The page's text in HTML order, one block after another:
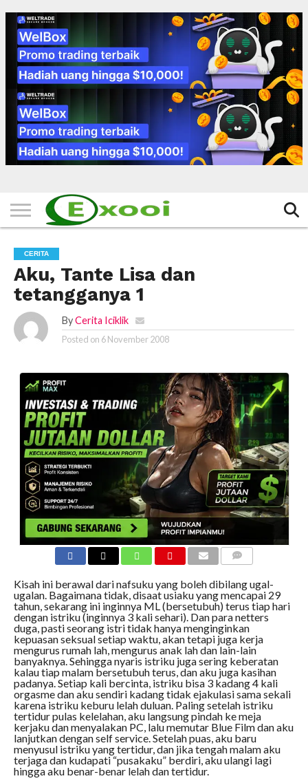
HOME
FILTER
BERITA
BIODATA
CERITA
CERPEN
EKSKLUSIF
FOTO
VIDEO
TIPS
MORE
CERITA
Aku, Tante Lisa dan
tetangganya 1
By Cerita Iciklik
Posted on 6 November 2008
Kisah ini berawal dari nafsuku yang boleh dibilang ugal-
ugalan. Bagaimana tidak, disaat usiaku yang mencapai 29
tahun, sekarang ini inginnya ML (bersetubuh) terus tiap hari
dengan istriku (inginnya 3 kali sehari). Dan para netters
duga, pasti seorang istri tidak hanya menginginkan
kepuasan seksual setiap waktu, akan tetapi juga kerja
mengurus rumah lah, mengurus anak lah dan lain-lain
banyaknya. Sehingga nyaris istriku juga sering keberatan
kalau tiap malam bersetubuh terus, dan aku juga kasihan
padanya. Setiap kali bercinta, istriku bisa 3 kadang 4 kali
orgasme dan aku sendiri kadang tidak ejakulasi sama sekali
karena istriku keburu lelah duluan. Paling setelah istriku
tertidur pulas kelelahan, aku langsung pindah ke meja
kerjaku dan menyalakan PC, lalu memutar Blue Film dan aku
lanjutkan dengan self service. Setelah puas, aku baru
menyusul istriku yang tertidur, dan jika tengah malam aku
terjaga dan kudapati “pusakaku” berdiri, aku ulangi lagi
hingga aku benar-benar lelah dan tertidur.